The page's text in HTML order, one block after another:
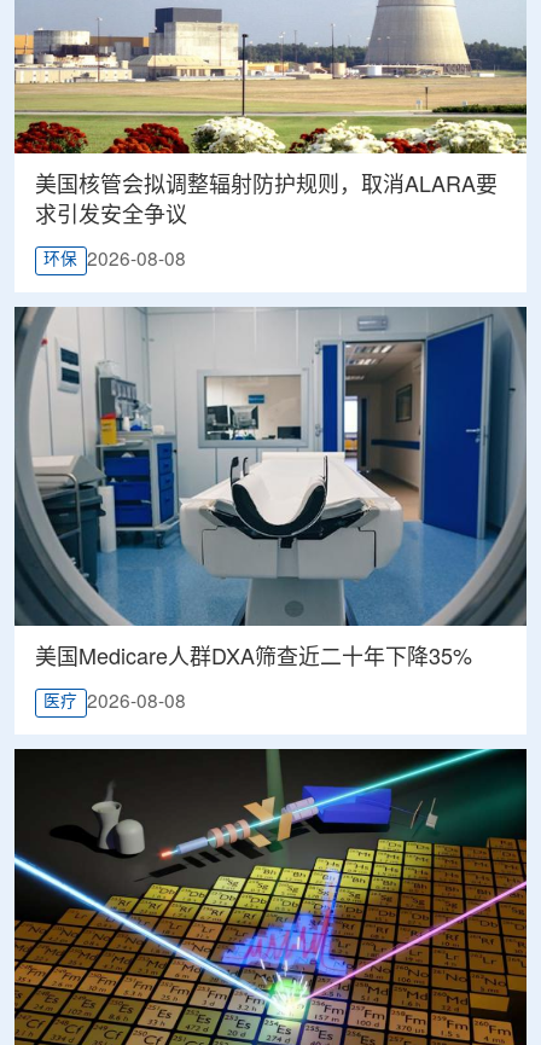
美国核管会拟调整辐射防护规则，取消ALARA要
求引发安全争议
环保 2026-08-08
美国Medicare人群DXA筛查近二十年下降35%
医疗 2026-08-08